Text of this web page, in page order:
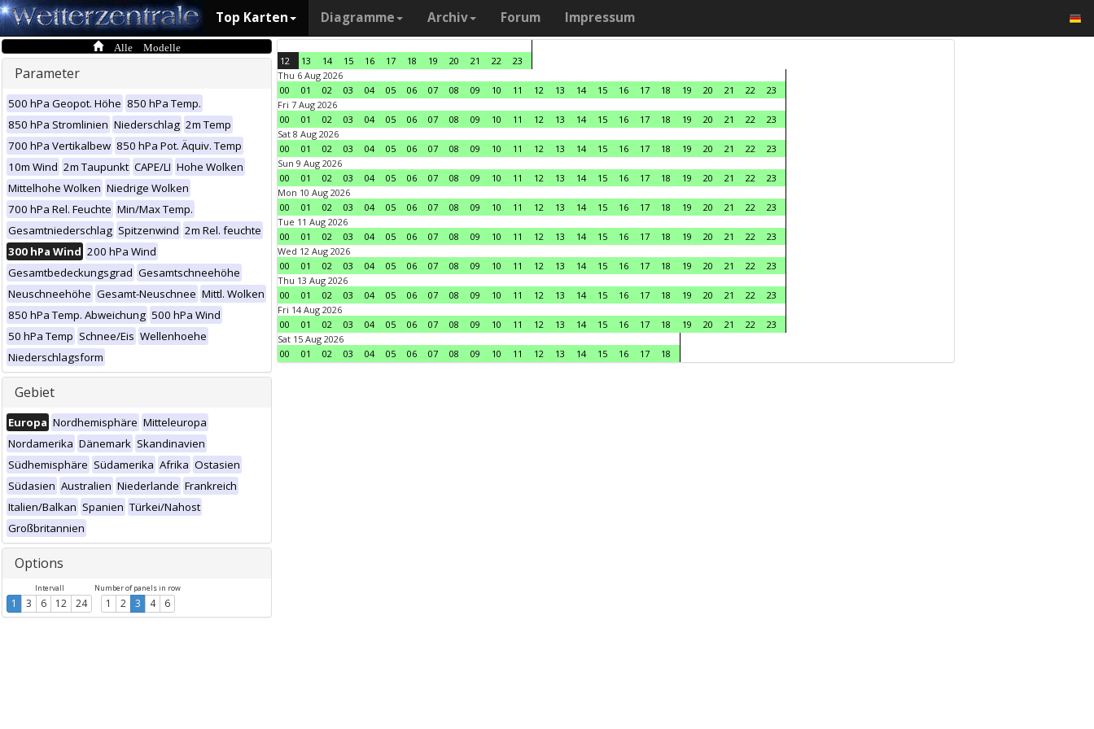
Top Karten Diagramme Archiv Forum Impressum
Alle Modelle
Parameter
500 hPa Geopot. Höhe 850 hPa Temp.
850 hPa Stromlinien Niederschlag 2m Temp
700 hPa Vertikalbew 850 hPa Pot. Äquiv. Temp
10m Wind 2m Taupunkt CAPE/LI Hohe Wolken
Mittelhohe Wolken Niedrige Wolken
700 hPa Rel. Feuchte Min/Max Temp.
Gesamtniederschlag Spitzenwind 2m Rel. feuchte
300 hPa Wind 200 hPa Wind
Gesamtbedeckungsgrad Gesamtschneehöhe
Neuschneehöhe Gesamt-Neuschnee Mittl. Wolken
850 hPa Temp. Abweichung 500 hPa Wind
50 hPa Temp Schnee/Eis Wellenhoehe
Niederschlagsform
Gebiet
Europa Nordhemisphäre Mitteleuropa
Nordamerika Dänemark Skandinavien
Südhemisphäre Südamerika Afrika Ostasien
Südasien Australien Niederlande Frankreich
Italien/Balkan Spanien Türkei/Nahost
Großbritannien
Options
Intervall
1 3 6 12 24
Number of panels in row
1 2 3 4 6
12 13 14 15 16 17 18 19 20 21 22
23
Thu 6 Aug 2026
00
01 02 03 04 05 06 07 08 09 10 11 12 13 14 15 16 17 18 19 20 21 22
23
Fri 7 Aug 2026
00
01 02 03 04 05 06 07 08 09 10 11 12 13 14 15 16 17 18 19 20 21 22
23
Sat 8 Aug 2026
00
01 02 03 04 05 06 07 08 09 10 11 12 13 14 15 16 17 18 19 20 21 22
23
Sun 9 Aug 2026
00
01 02 03 04 05 06 07 08 09 10 11 12 13 14 15 16 17 18 19 20 21 22
23
Mon 10 Aug 2026
00
01 02 03 04 05 06 07 08 09 10 11 12 13 14 15 16 17 18 19 20 21 22
23
Tue 11 Aug 2026
00
01 02 03 04 05 06 07 08 09 10 11 12 13 14 15 16 17 18 19 20 21 22
23
Wed 12 Aug 2026
00
01 02 03 04 05 06 07 08 09 10 11 12 13 14 15 16 17 18 19 20 21 22
23
Thu 13 Aug 2026
00
01 02 03 04 05 06 07 08 09 10 11 12 13 14 15 16 17 18 19 20 21 22
23
Fri 14 Aug 2026
00
01 02 03 04 05 06 07 08 09 10 11 12 13 14 15 16 17 18 19 20 21 22
23
Sat 15 Aug 2026
00
01 02 03 04 05 06 07 08 09 10 11 12 13 14 15 16 17 18